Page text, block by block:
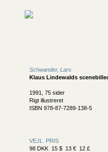
Schwander, Lars
Klaus Lindewalds
1991, 75 sider
Rigt illustreret
ISBN 978-87-7289-138-5
VEJL. PRIS
98 DKK 15 $ 13 € 12 £